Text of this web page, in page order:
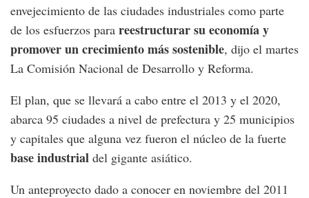
envejecimiento de las ciudades industriales como parte
de los esfuerzos para reestructurar su economía y
promover un crecimiento más sostenible, dijo el martes
La Comisión Nacional de Desarrollo y Reforma.
El plan, que se llevará a cabo entre el 2013 y el 2020,
abarca 95 ciudades a nivel de prefectura y 25 municipios
y capitales que alguna vez fueron el núcleo de la fuerte
base industrial del gigante asiático.
Un anteproyecto dado a conocer en noviembre del 2011